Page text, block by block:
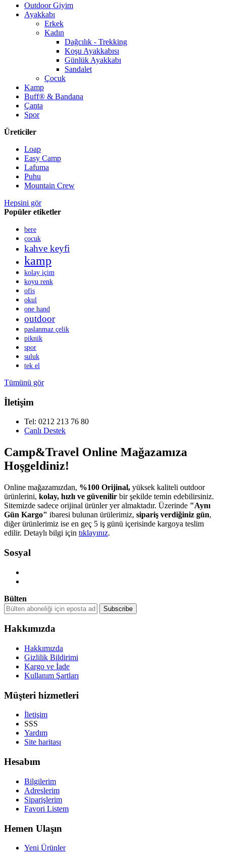
Outdoor Giyim
Ayakkabı
Erkek
Kadın
Dağcılık - Trekking
Koşu Ayakkabısı
Günlük Ayakkabı
Sandalet
Çocuk
Kamp
Buff® & Bandana
Çanta
Spor
Üreticiler
Loap
Easy Camp
Lafuma
Puhu
Mountain Crew
Hepsini gör
Popüler etiketler
bere
çocuk
kahve keyfi
kamp
kolay içim
koyu renk
ofis
okul
one hand
outdoor
paslanmaz çelik
piknik
spor
suluk
tek el
Tümünü gör
İletişim
Tel: 0212 213 76 80
Canlı Destek
Camp&Travel Online Mağazamıza
Hoşgeldiniz!
Online mağazamızdan, %100 Orijinal, yüksek kaliteli outdoor
ürünlerini, kolay, hızlı ve güvenilir bir şekilde temin edebilirsiniz.
Sitemizde sadece orijinal ürünler yer almaktadır. Üzerinde "Aynı
Gün Kargo" ibaresi bulunan ürülerimiz, sipariş verdiğiniz gün,
diğer ürünlerimiz ise en geç 5 iş günü içerisinde kargoya teslim
edilir. Detaylı bilgi için tıklayınız.
Sosyal
Bülten
Hakkımızda
Hakkımızda
Gizlilik Bildirimi
Kargo ve İade
Kullanım Şartları
Müşteri hizmetleri
İletişim
SSS
Yardım
Site haritası
Hesabım
Bilgilerim
Adreslerim
Siparişlerim
Favori Listem
Hemen Ulaşın
Yeni Ürünler